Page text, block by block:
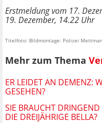
Erstmeldung vom 17.
19. Dezember, 14.22 Uhr
Titelfoto: Bildmontage: Polizei
Mehr zum Thema
ER LEIDET AN DEMENZ:
GESEHEN?
SIE BRAUCHT
DIE DREIJÄHRIGE BELLA?